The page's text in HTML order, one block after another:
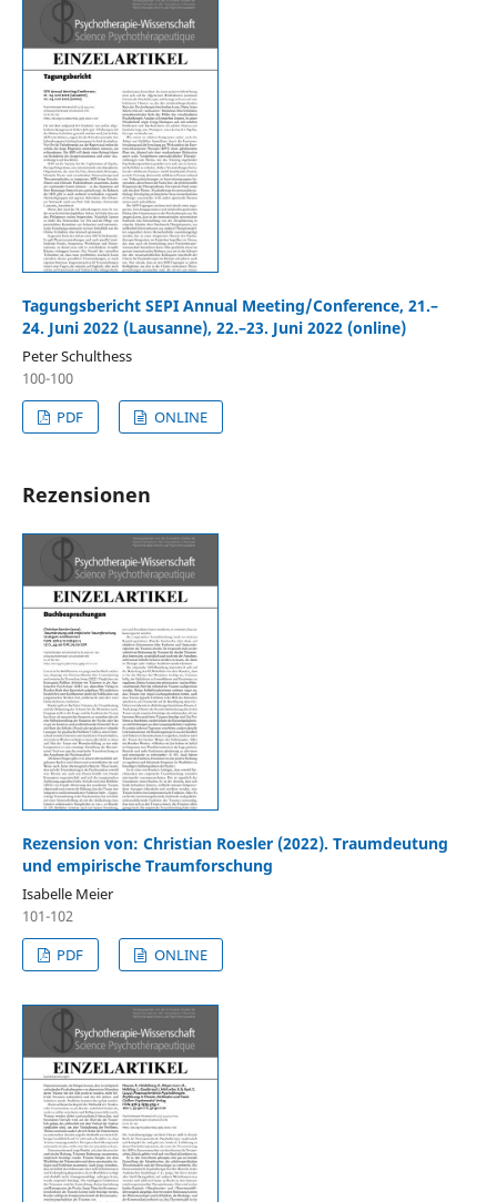
Tagungsbericht SEPI Annual Meeting/Conference, 21.–
24. Juni 2022 (Lausanne), 22.–23. Juni 2022 (online)
Peter Schulthess
100-100
PDF
ONLINE
Rezensionen
Rezension von: Christian Roesler (2022). Traumdeutung
und empirische Traumforschung
Isabelle Meier
101-102
PDF
ONLINE